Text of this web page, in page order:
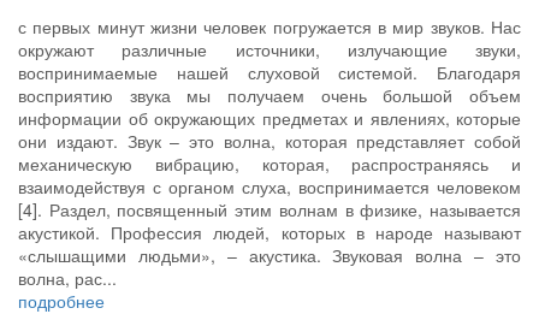
с первых минут жизни человек погружается в мир звуков. Нас
окружают различные источники, излучающие звуки,
воспринимаемые нашей слуховой системой. Благодаря
восприятию звука мы получаем очень большой объем
информации об окружающих предметах и явлениях, которые
они издают. Звук – это волна, которая представляет собой
механическую вибрацию, которая, распространяясь и
взаимодействуя с органом слуха, воспринимается человеком
[4]. Раздел, посвященный этим волнам в физике, называется
акустикой. Профессия людей, которых в народе называют
«слышащими людьми», – акустика. Звуковая волна – это
волна, рас...
подробнее